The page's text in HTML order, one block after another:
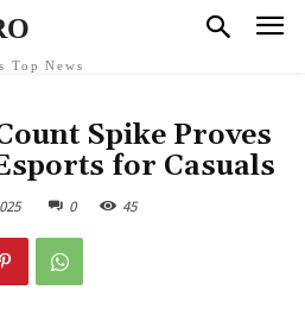
Top News
Spike Proves
for Casuals
0 45